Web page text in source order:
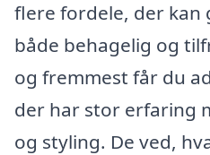
flere fordele, der kan
både behagelig og
og fremmest får du
der har stor erfaring
og styling. De ved,